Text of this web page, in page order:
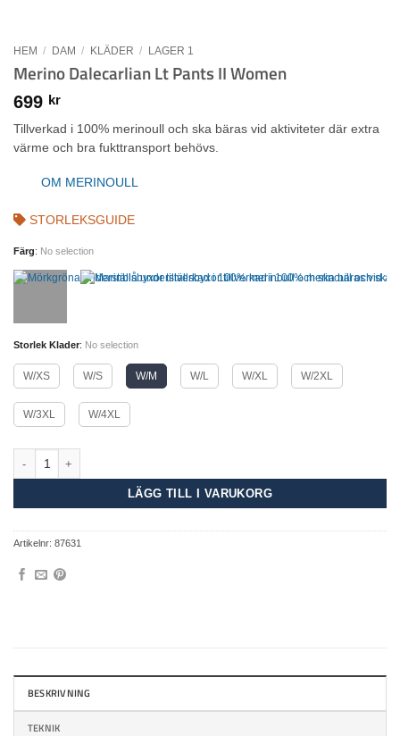
HEM / DAM / KLÄDER / LAGER 1
Merino Dalecarlian Lt Pants II Women
699 kr
Tillverkad i 100% merinoull och ska bäras vid aktiviteter där extra
värme och bra fukttransport behövs.
OM MERINOULL
STORLEKSGUIDE
Färg: No selection
Storlek Klader: No selection
W/XS W/S W/M W/L W/XL W/2XL
W/3XL W/4XL
Merino Dalecarlian Lt Pants II Women mängd
LÄGG TILL I VARUKORG
Artikelnr: 87631
BESKRIVNING
TEKNIK